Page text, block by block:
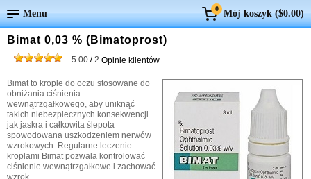
Menu 0 Mój koszyk ($0.00)
Bimat 0,03 % (Bimatoprost)
5.00 /2 Opinie klientów
Bimat to krople do oczu stosowane do
obniżania ciśnienia
wewnątrzgałkowego, aby uniknąć
takich niebezpiecznych konsekwencji
jak jaskra i całkowita ślepota
spowodowana uszkodzeniem nerwów
wzrokowych. Regularne leczenie
kroplami Bimat pozwala kontrolować
ciśnienie wewnątrzgałkowe i zachować
wzrok.